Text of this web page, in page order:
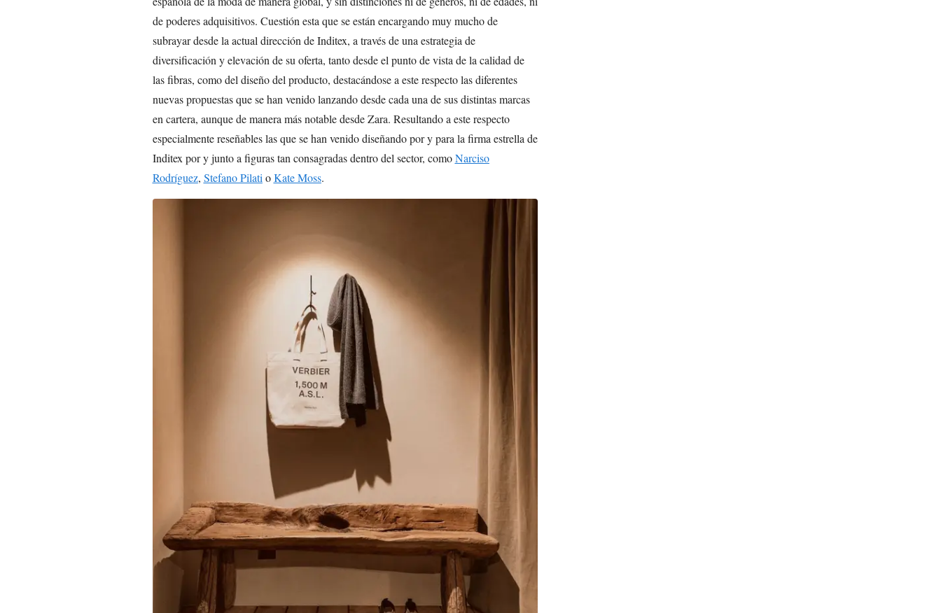
de poderes adquisitivos. Cuestión esta que se están encargando muy mucho de
subrayar desde la actual dirección de Inditex, a través de una estrategia de
diversificación y elevación de su oferta, tanto desde el punto de vista de la calidad de
las fibras, como del diseño del producto, destacándose a este respecto las diferentes
nuevas propuestas que se han venido lanzando desde cada una de sus distintas marcas
en cartera, aunque de manera más notable desde Zara. Resultando a este respecto
especialmente reseñables las que se han venido diseñando por y para la firma estrella de
Inditex por y junto a figuras tan consagradas dentro del sector, comoNarciso
Rodríguez, Stefano Pilati oKate Moss.